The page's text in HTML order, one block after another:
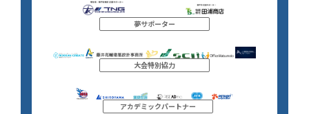
夢サポーター
大会特別協力
アカデミックパートナー